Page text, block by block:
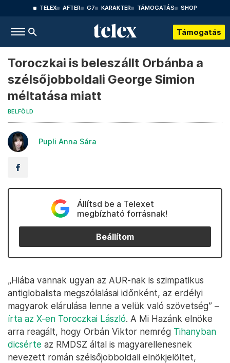
TELEX AFTER G7 KARAKTER TÁMOGATÁS SHOP
Támogatás
Toroczkai is beleszállt Orbánba a
szélsőjobboldali George Simion
méltatása miatt
BELFÖLD
Pupli Anna Sára
Állítsd be a Telexet
megbízható forrásnak!
Beállítom
„Hiába vannak ugyan az AUR-nak is szimpatikus
antiglobalista megszólalásai időnként, az erdélyi
magyarok elárulása lenne a velük való szövetség” –
írta az X-en Toroczkai László. A Mi Hazánk elnöke
arra reagált, hogy Orbán Viktor nemrég Tihanyban
dicsérte az RMDSZ által is magyarellenesnek
nevezett román szélsőjobboldali elnökjelöltet,